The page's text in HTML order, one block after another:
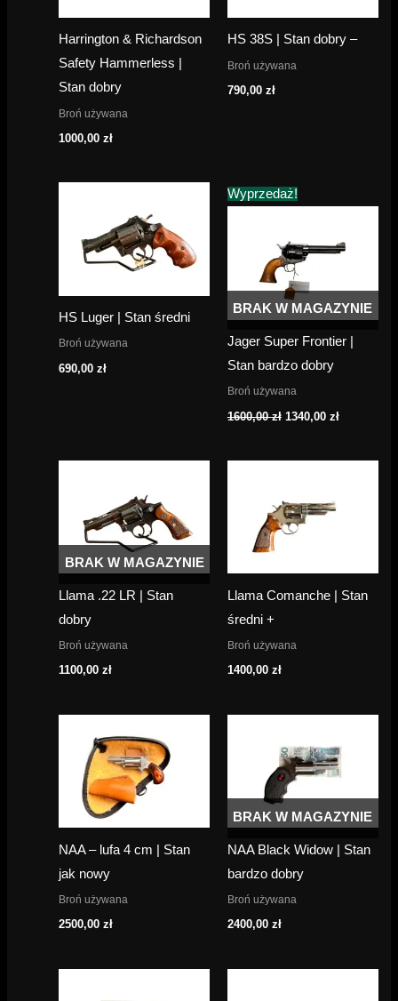
Harrington & Richardson
Safety Hammerless |
Stan dobry
Broń używana
1000,00zł
HS 38S | Stan dobry –
Broń używana
790,00 zł
HS Luger | Stan średni
Broń używana
690,00zł
Wyprzedaż!
BRAK W MAGAZYNIE
Jager Super Frontier |
Stan bardzo dobry
Broń używana
1600,00zł Pierwotna
1340,00 złAktualna
BRAK W MAGAZYNIE
Llama .22 LR | Stan
dobry
Broń używana
1100,00zł
Llama Comanche | Stan
średni +
Broń używana
1400,00 zł
NAA – lufa 4 cm | Stan
jak nowy
Broń używana
2500,00zł
BRAK W MAGAZYNIE
NAA Black Widow | Stan
bardzo dobry
Broń używana
2400,00 zł